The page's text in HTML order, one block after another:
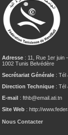
Adresse : 11, Rue 1er juin
1002 Tunis Belvédère
Secrétariat Générale : Tél
Direction Technique : Tél
E-mail : fthb@email.ati.tn
Site Web : http://
Nous Contacter